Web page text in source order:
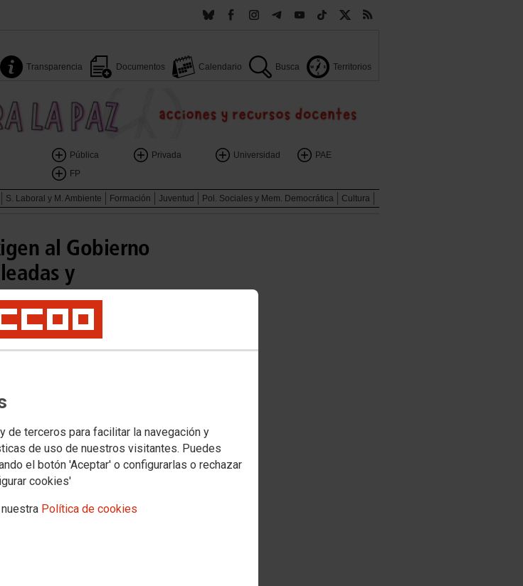
de terceros para facilitar la navegación y
de uso de nuestros visitantes. Puedes
el botón 'Aceptar' o configurarlas o rechazar
cookies'
Política de cookies
Transparencia Documentos Calendario Busca Territorios
Pública Privada Universidad
PAE
FP
S. Laboral y M. Ambiente Formación Juventud Pol. Sociales y Mem. Democrática Cultura
al Gobierno
y
Área Pública de CCOO,
incremento salarial para 2025,
del Siglo XXI y negociar un
a Hacienda en un manifiesto